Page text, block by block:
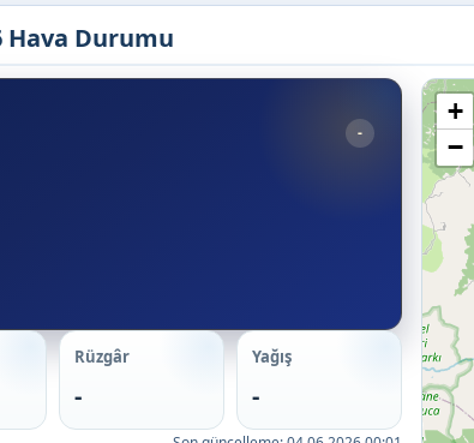
Hava Durumu
-
Rüzgâr
-
Yağış
-
+
−